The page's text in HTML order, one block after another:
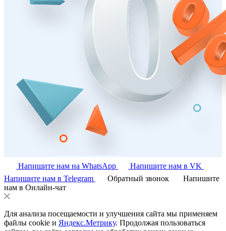
Напишите нам на WhatsApp
Напишите нам в VK
Напишите нам в Telegram
Обратный звонок
Напишите
нам в Онлайн-чат
Для анализа посещаемости и улучшения сайта мы применяем
файлы cookie и Яндекс.Метрику. Продолжая пользоваться